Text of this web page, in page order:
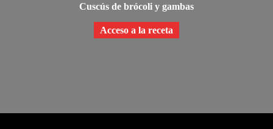
Cuscús de brócoli y gambas
Acceso a la receta